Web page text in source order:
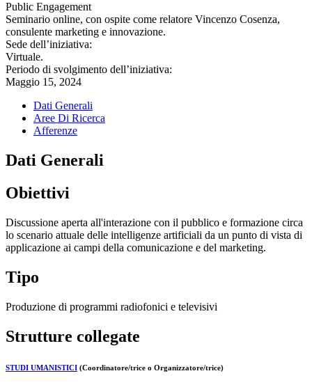
Public Engagement
Seminario online, con ospite come relatore Vincenzo Cosenza,
consulente marketing e innovazione.
Sede dell’iniziativa:
Virtuale.
Periodo di svolgimento dell’iniziativa:
Maggio 15, 2024
Dati Generali
Aree Di Ricerca
Afferenze
Dati Generali
Obiettivi
Discussione aperta all'interazione con il pubblico e formazione circa
lo scenario attuale delle intelligenze artificiali da un punto di vista di
applicazione ai campi della comunicazione e del marketing.
Tipo
Produzione di programmi radiofonici e televisivi
Strutture collegate
STUDI UMANISTICI (Coordinatore/trice o Organizzatore/trice)